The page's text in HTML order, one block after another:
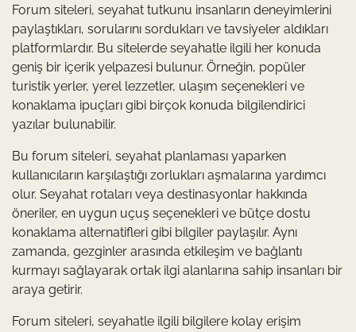
Forum siteleri, seyahat tutkunu insanların deneyimlerini
paylaştıkları, sorularını sordukları ve tavsiyeler aldıkları
platformlardır. Bu sitelerde seyahatle ilgili her konuda
geniş bir içerik yelpazesi bulunur. Örneğin, popüler
turistik yerler, yerel lezzetler, ulaşım seçenekleri ve
konaklama ipuçları gibi birçok konuda bilgilendirici
yazılar bulunabilir.
Bu forum siteleri, seyahat planlaması yaparken
kullanıcıların karşılaştığı zorlukları aşmalarına yardımcı
olur. Seyahat rotaları veya destinasyonlar hakkında
öneriler, en uygun uçuş seçenekleri ve bütçe dostu
konaklama alternatifleri gibi bilgiler paylaşılır. Aynı
zamanda, gezginler arasında etkileşim ve bağlantı
kurmayı sağlayarak ortak ilgi alanlarına sahip insanları bir
araya getirir.
Forum siteleri, seyahatle ilgili bilgilere kolay erişim